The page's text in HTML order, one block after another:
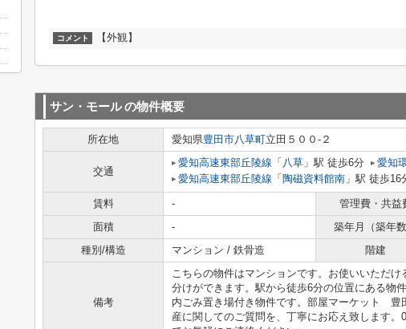
コメント 【外観】
サン・モールの物件概要
所在地 愛知県豊田市八草町立田５００-２
交通
愛知高速東部丘陵線 「 八草 」駅 徒歩6分 愛知
愛知高速東部丘陵線 「 陶磁資料館南 」駅 徒歩16
賃料 - 管理費・共益
面積
- 築年月（築年数
種別/構造
マンション / 鉄骨造 階建
備考
こちらの物件はマンションです。お使いいただ
分けができます。駅から徒歩6分の位置にある物
内ごみ置き場付き物件です。部屋マーケット
産に関してのご質問を、丁寧にお応え致します。